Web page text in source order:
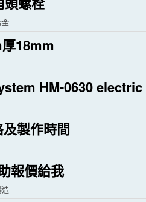
金
18mm
HM-0630 electric
製作時間
報價給我
造